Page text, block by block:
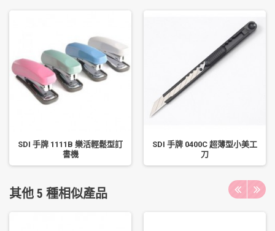
SDI 手牌 1111B 樂活輕鬆型訂
書機
SDI 手牌 0400C 超薄型小美工
刀
其他 5 種相似產品